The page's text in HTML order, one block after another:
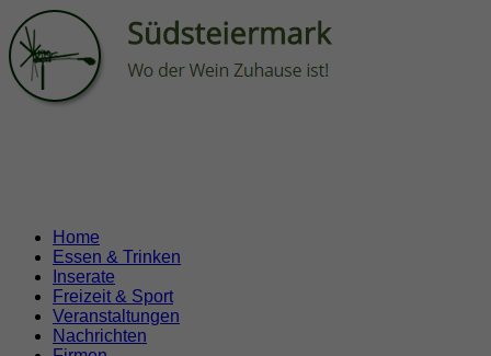
Home
Essen & Trinken
Inserate
Freizeit & Sport
Veranstaltungen
Nachrichten